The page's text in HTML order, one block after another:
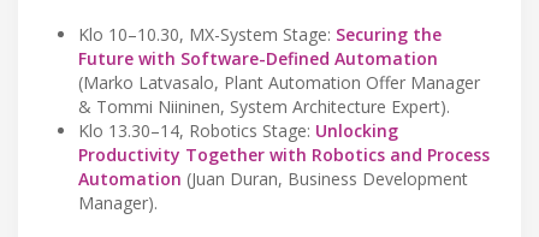
Klo 10–10.30, MX-System Stage: Securing the
Future with Software-Defined Automation
(Marko Latvasalo, Plant Automation Offer Manager
& Tommi Niininen, System Architecture Expert).
Klo 13.30–14, Robotics Stage: Unlocking
Productivity Together with Robotics and Process
Automation (Juan Duran, Business Development
Manager).